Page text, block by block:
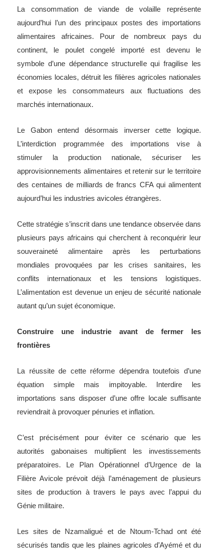
La consommation de viande de volaille représente
aujourd’hui l’un des principaux postes des importations
alimentaires africaines. Pour de nombreux pays du
continent, le poulet congelé importé est devenu le
symbole d’une dépendance structurelle qui fragilise les
économies locales, détruit les filières agricoles nationales
et expose les consommateurs aux fluctuations des
marchés internationaux.
Le Gabon entend désormais inverser cette logique.
L’interdiction programmée des importations vise à
stimuler la production nationale, sécuriser les
approvisionnements alimentaires et retenir sur le territoire
des centaines de milliards de francs CFA qui alimentent
aujourd’hui les industries avicoles étrangères.
Cette stratégie s’inscrit dans une tendance observée dans
plusieurs pays africains qui cherchent à reconquérir leur
souveraineté alimentaire après les perturbations
mondiales provoquées par les crises sanitaires, les
conflits internationaux et les tensions logistiques.
L’alimentation est devenue un enjeu de sécurité nationale
autant qu’un sujet économique.
Construire une industrie avant de fermer les
frontières
La réussite de cette réforme dépendra toutefois d’une
équation simple mais impitoyable. Interdire les
importations sans disposer d’une offre locale suffisante
reviendrait à provoquer pénuries et inflation.
C’est précisément pour éviter ce scénario que les
autorités gabonaises multiplient les investissements
préparatoires. Le Plan Opérationnel d’Urgence de la
Filière Avicole prévoit déjà l’aménagement de plusieurs
sites de production à travers le pays avec l’appui du
Génie militaire.
Les sites de Nzamaligué et de Ntoum-Tchad ont été
sécurisés tandis que les plaines agricoles d’Ayémé et du